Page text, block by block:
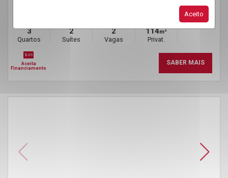
Aceito
3
Quartos
2
Suítes
2
Vagas
114m²
Privat.
Aceita
Financiamento
SABER MAIS